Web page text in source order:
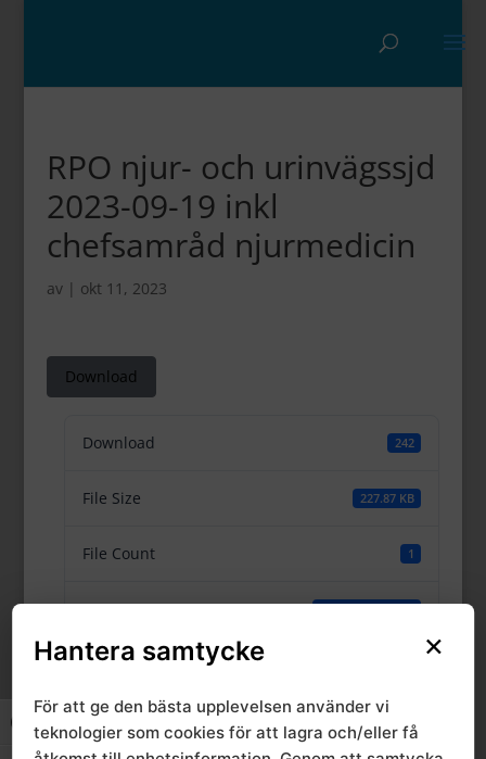
Slå på/av hög kontrast
RPO njur- och urinvägssjd
2023-09-19 inkl
chefsamråd njurmedicin
av | okt 11, 2023
Download
Download 242
File Size 227.87 KB
File Count 1
Create Date
Last Updated
×
Hantera samtycke
För att ge den bästa upplevelsen använder vi
teknologier som cookies för att lagra och/eller få